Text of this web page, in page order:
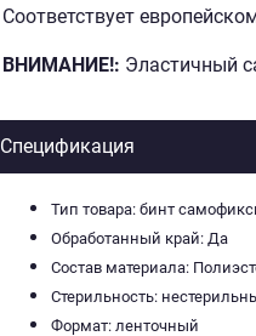
Соответствует
ВНИМАНИЕ!: Эластичный
Спецификация
Тип товара: бинт
Обработанный край: Да
Состав материала:
Стерильность:
Формат: ленточный